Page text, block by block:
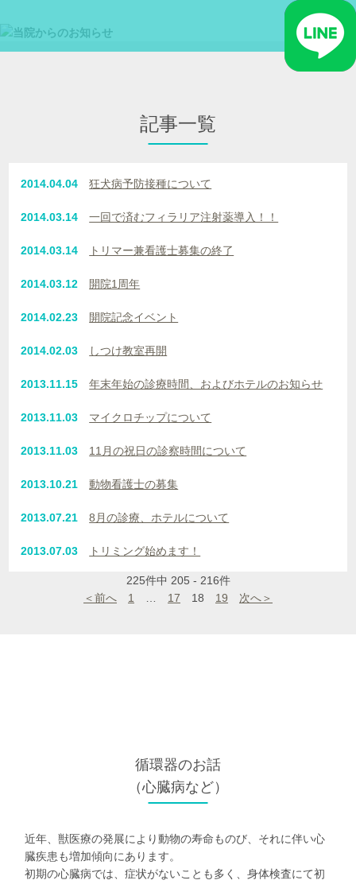
記事一覧
2014.04.04 狂犬病予防接種について
2014.03.14 一回で済むフィラリア注射薬導入！！
2014.03.14 トリマー兼看護士募集の終了
2014.03.12 開院1周年
2014.02.23 開院記念イベント
2014.02.03 しつけ教室再開
2013.11.15 年末年始の診療時間、およびホテルのお知らせ
2013.11.03 マイクロチップについて
2013.11.03 11月の祝日の診察時間について
2013.10.21 動物看護士の募集
2013.07.21 8月の診療、ホテルについて
2013.07.03 トリミング始めます！
225件中 205 - 216件
＜前へ
1 17 18 19 次へ＞
循環器のお話
（心臓病など）
近年、獣医療の発展により動物の寿命ものび、それに伴い心
臓疾患も増加傾向にあります。
初期の心臓病では、症状がないことも多く、身体検査にて初